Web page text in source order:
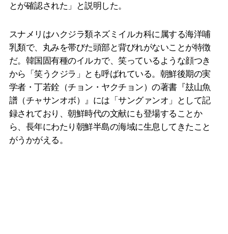
とが確認された」と説明した。
スナメリはハクジラ類ネズミイルカ科に属する海洋哺
乳類で、丸みを帯びた頭部と背びれがないことが特徴
だ。韓国固有種のイルカで、笑っているような顔つき
から「笑うクジラ」とも呼ばれている。朝鮮後期の実
学者・丁若銓（チョン・ヤクチョン）の著書『玆山魚
譜（チャサンオボ）』には「サングァンオ」として記
録されており、朝鮮時代の文献にも登場することか
ら、長年にわたり朝鮮半島の海域に生息してきたこと
がうかがえる。